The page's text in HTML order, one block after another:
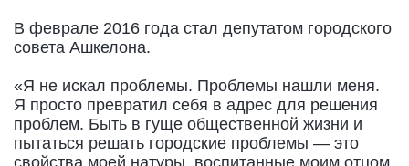
В феврале 2016 года стал депутатом городского
совета Ашкелона.
«Я не искал проблемы. Проблемы нашли меня.
Я просто превратил себя в адрес для решения
проблем. Быть в гуще общественной жизни и
пытаться решать городские проблемы — это
свойства моей натуры, воспитанные моим отцом,